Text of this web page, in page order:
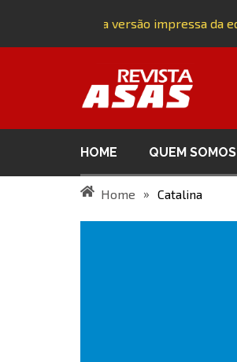
Adquira a versão impressa da
HOME QUEM SOMOS
Home » Catalina